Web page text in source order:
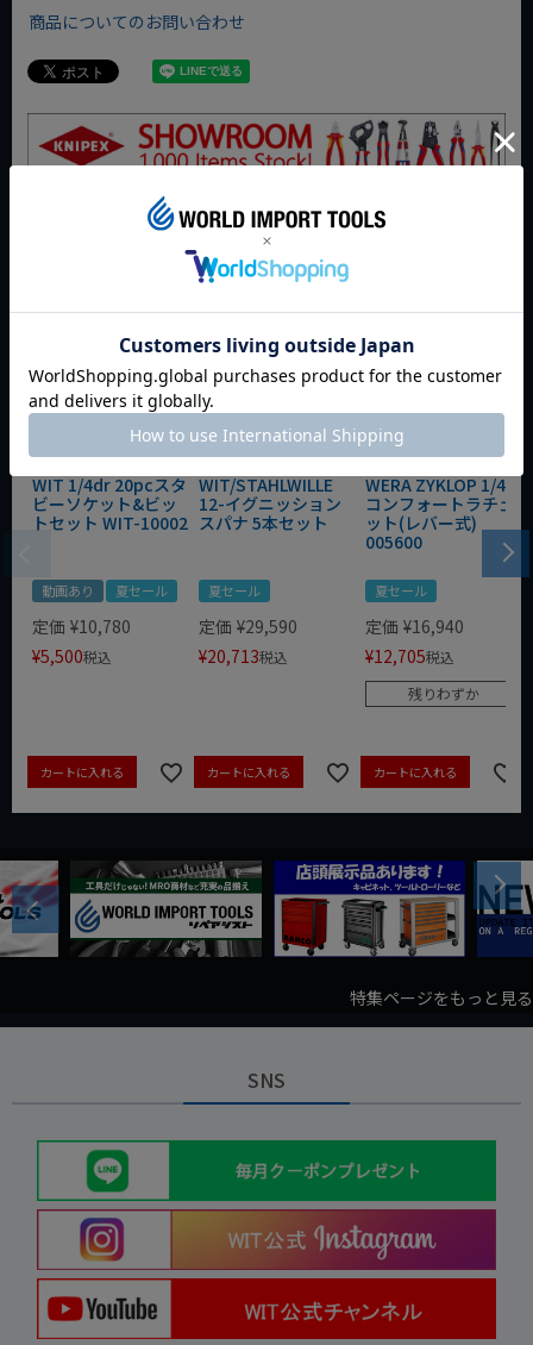
商品についてのお問い合わせ
今週のおすすめアイテム
WIT 1/4dr 20pcスタ
ビーソケット&ビッ
トセット WIT-10002
動画あり 夏セール
定価 ¥10,780
¥5,500税込
カートに入れる
WIT/STAHLWILLE
12-イグニッション
スパナ 5本セット
夏セール
定価 ¥29,590
¥20,713税込
カートに入れる
WERA ZYKLOP 1/4"
コンフォートラチェ
ット(レバー式)
005600
夏セール
定価 ¥16,940
¥12,705税込
残りわずか
カートに入れる
Previous
Next
特集ページをもっと見る
SNS